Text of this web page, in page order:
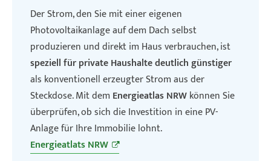
Der Strom, den Sie mit einer eigenen
Photovoltaikanlage auf dem Dach selbst
produzieren und direkt im Haus verbrauchen, ist
speziell für private Haushalte deutlich günstiger
als konventionell erzeugter Strom aus der
Steckdose. Mit dem Energieatlas NRWkönnen Sie
überprüfen, ob sich die Investition in eine PV-
Anlage für Ihre Immobilie lohnt.
Energieatlats NRW